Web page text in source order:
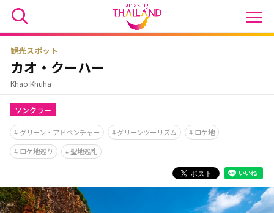
観光スポット
カオ・クーハー
Khao Khuha
ソンクラー
グリーン・アドベンチャー グリーンツーリズム
ロケ地
ロケ地巡り
聖地巡礼